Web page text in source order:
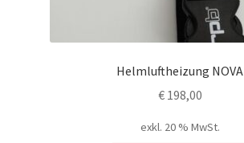
Helmluftheizung NOVA
€198,00
exkl. 20 % MwSt.